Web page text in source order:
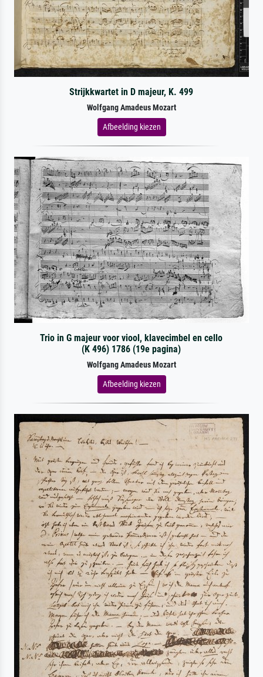
Strijkkwartet in D majeur, K. 499
Wolfgang Amadeus Mozart
Afbeelding kiezen
Trio in G majeur voor viool, klavecimbel en cello
(K 496) 1786 (19e pagina)
Wolfgang Amadeus Mozart
Afbeelding kiezen